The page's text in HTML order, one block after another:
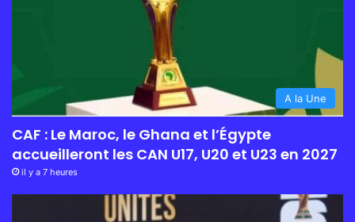
A la Une
CAF : Le Maroc, le Ghana et l’Égypte
accueilleront les CAN U17, U20 et U23 en 2027
il y a 7 heures